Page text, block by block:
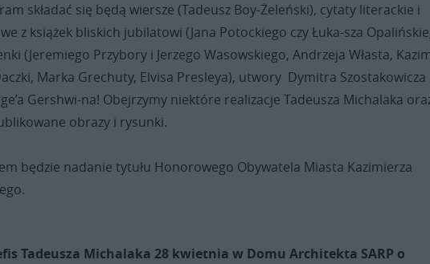
składać się będą wiersze (Tadeusz Boy-Żeleński), cytaty literackie i
z książek bliskich jubilatowi (Jana Potockiego czy Łuka-sza
(Jeremiego Przybory i Jerzego Wasowskiego, Andrzeja Własta,
Marka Grechuty, Elvisa Presleya), utwory Dymitra Szostakowicza
Gershwi-na! Obejrzymy niektóre realizacje Tadeusza Michalaka
obrazy i rysunki.
będzie nadanie tytułu Honorowego Obywatela Miasta Kazimierza
Tadeusza Michalaka 28 kwietnia w Domu Architekta SARP o